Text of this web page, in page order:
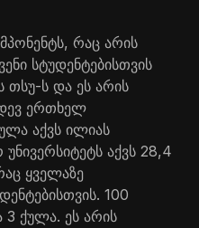
რაც არის
სტუდენტებისთვის
თსუ-ს და ეს არის
ერთხელ
აქვს ილიას
აქვს 28,4
ყველაზე
100
3 ქულა. ეს არის